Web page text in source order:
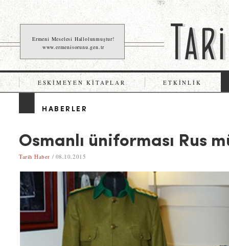
Ermeni Meselesi Hallolunmuştur!
www.ermenisorunu.gen.tr
ESKIMEYEN KITAPLAR ETKINLIK
HABERLER
Osmanlı üniforması Rus
Tarih Haber / 08.10.2015